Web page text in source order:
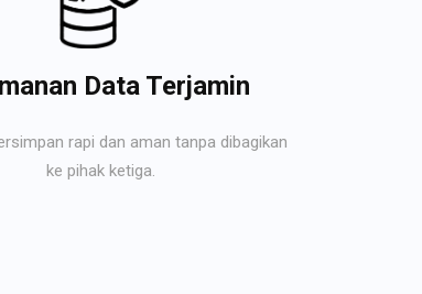
Data Terjamin
rapi dan aman tanpa dibagikan
ke pihak ketiga.